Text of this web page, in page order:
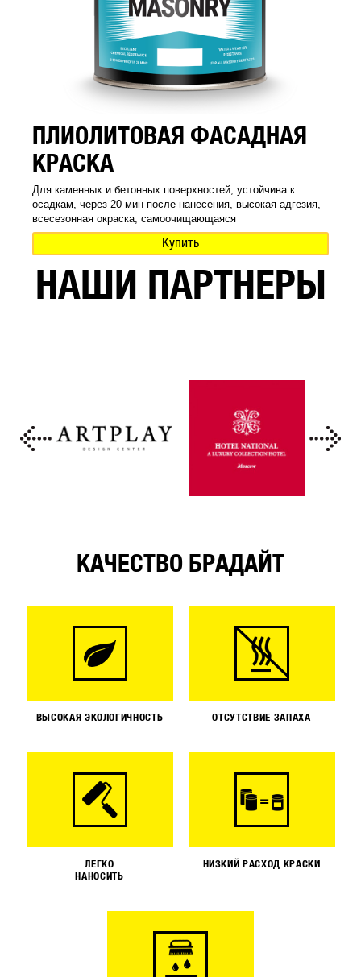
ПЛИОЛИТОВАЯ ФАСАДНАЯ
КРАСКА
Для каменных и бетонных поверхностей, устойчива к
осадкам, через 20 мин после нанесения, высокая адгезия,
всесезонная окраска, самоочищающаяся
Купить
НАШИ ПАРТНЕРЫ
КАЧЕСТВО БРАДАЙТ
ВЫСОКАЯ ЭКОЛОГИЧНОСТЬ ОТСУТСТВИЕ ЗАПАХА
ЛЕГКО
НАНОСИТЬ
НИЗКИЙ РАСХОД КРАСКИ